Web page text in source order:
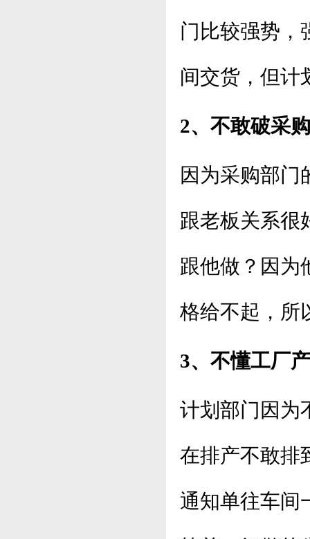
门比较强势，
间交货，但计
2、不敢破采
因为采购部门
跟老板关系很
跟他做？因为
格给不起，所
3、不懂工厂
计划部门因为
在排产不敢排
通知单往车间